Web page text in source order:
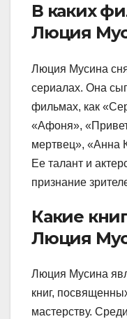
В каких
Люция
Люция Мусина
сериалах. Она
фильмах, как
«Афоня»,
мертвец», «Анна
Ее талант и
признание
Какие
Люция
Люция Мусина
книг,
мастерству.